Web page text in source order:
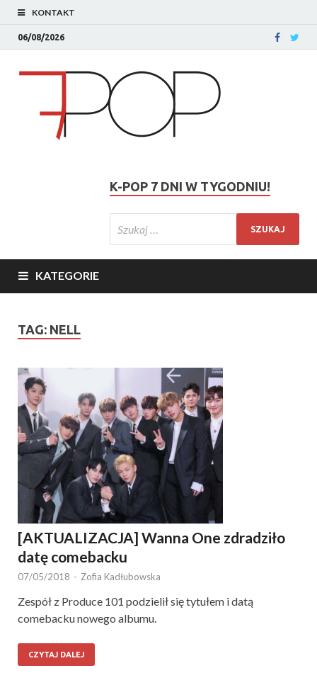
KONTAKT
06/08/2026
K-POP 7 DNI W TYGODNIU!
KATEGORIE
TAG: NELL
[AKTUALIZACJA] Wanna One zdradziło
datę comebacku
07/05/2018 - Zofia Kadłubowska
Zespół z Produce 101 podzielił się tytułem i datą
comebacku nowego albumu.
CZYTAJ DALEJ